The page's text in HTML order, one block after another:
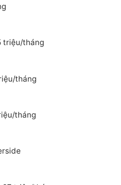
triệu/tháng
tháng
tháng